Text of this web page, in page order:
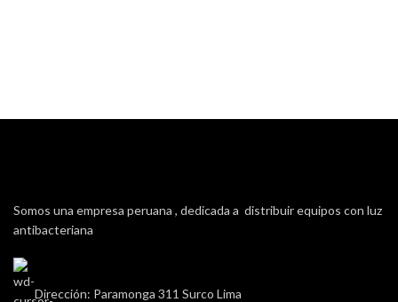
Somos una empresa peruana , dedicada a distribuir equipos con luz
antibacteriana
Dirección: Paramonga 311 Surco Lima